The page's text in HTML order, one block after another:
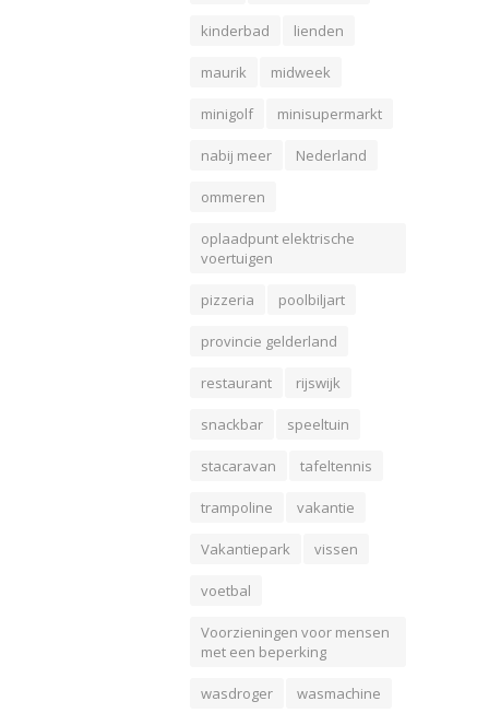
kinderbad lienden
maurik midweek
minigolf minisupermarkt
nabij meer Nederland
ommeren
oplaadpunt elektrische
voertuigen
pizzeria poolbiljart
provincie gelderland
restaurant rijswijk
snackbar speeltuin
stacaravan tafeltennis
trampoline vakantie
Vakantiepark vissen
voetbal
Voorzieningen voor mensen
met een beperking
wasdroger wasmachine